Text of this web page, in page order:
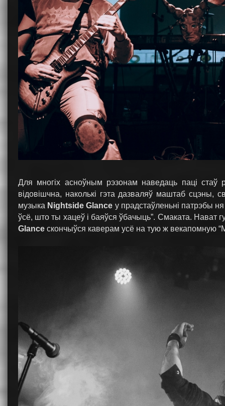
Для многіх асноўным рэзонам наведаць паці
відовішчна, наколькі гэта дазваляў маштаб сцэны,
музыка Nightside Glance у прадстаўленьні патрэбы
ўсё, што ты хацеў і баяўся ўбачыць”. Смаката. Нават
Glance скончыўся каверам усё на тую ж векапомную